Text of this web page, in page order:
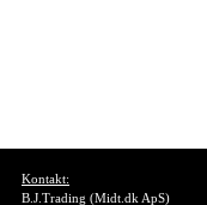
Kontakt:
B.J.Trading (Midt.dk ApS)